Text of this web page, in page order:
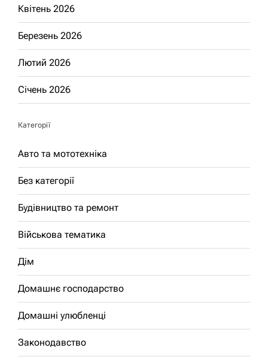
Квітень 2026
Березень 2026
Лютий 2026
Січень 2026
Категорії
Авто та мототехніка
Без категорії
Будівництво та ремонт
Військова тематика
Дім
Домашнє господарство
Домашні улюбленці
Законодавство